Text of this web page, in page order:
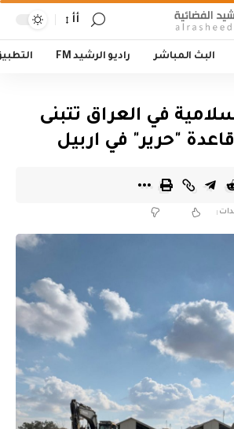
أأ
البث المباشر راديو الرشيد FM
في العراق تتبنى
"حرير" في اربيل